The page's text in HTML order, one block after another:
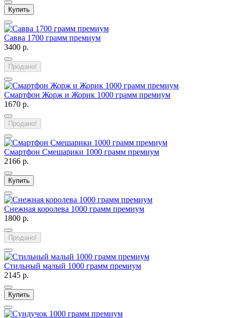
Купить
Савва 1700 грамм премиум
3400 р.
Продано!
Смартфон Жорж и Жорик 1000 грамм премиум
1670 р.
Продано!
Смартфон Смешарики 1000 грамм премиум
2166 р.
Купить
Снежная королева 1000 грамм премиум
1800 р.
Продано!
Стильный малый 1000 грамм премиум
2145 р.
Купить